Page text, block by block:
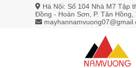
Hà Nội: Số 104 Nhà M7 Tập
Đồng - Hoàn Sơn, P. Tân